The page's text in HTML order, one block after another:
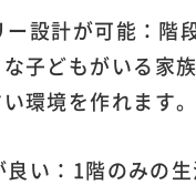
設計が可能：階
子どもがいる家
環境を作れます。
い：1階のみの